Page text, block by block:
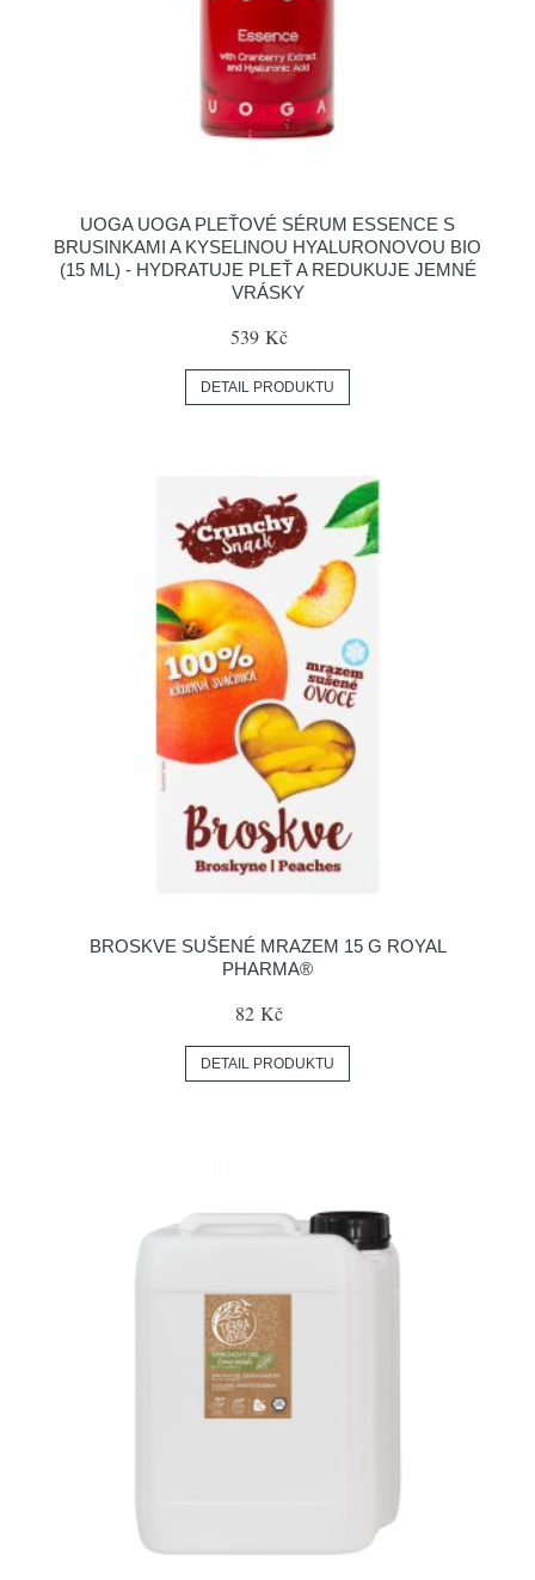
UOGA UOGA PLEŤOVÉ SÉRUM ESSENCE S
BRUSINKAMI A KYSELINOU HYALURONOVOU BIO
(15 ML) - HYDRATUJE PLEŤ A REDUKUJE JEMNÉ
VRÁSKY
539 Kč
DETAIL PRODUKTU
BROSKVE SUŠENÉ MRAZEM 15 G ROYAL
PHARMA®
82 Kč
DETAIL PRODUKTU